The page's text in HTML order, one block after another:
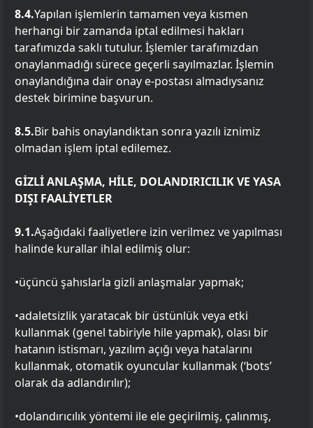
8.4.Yapılan işlemlerin tamamen veya kısmen
herhangi bir zamanda iptal edilmesi hakları
tarafımızda saklı tutulur. İşlemler tarafımızdan
onaylanmadığı sürece geçerli sayılmazlar. İşlemin
onaylandığına dair onay e-postası almadıysanız
destek birimine başvurun.
8.5.Bir bahis onaylandıktan sonra yazılı iznimiz
olmadan işlem iptal edilemez.
GİZLİ ANLAŞMA, HİLE, DOLANDIRICILIK VE YASA
DIŞI FAALİYETLER
9.1.Aşağıdaki faaliyetlere izin verilmez ve yapılması
halinde kurallar ihlal edilmiş olur:
•üçüncü şahıslarla gizli anlaşmalar yapmak;
•adaletsizlik yaratacak bir üstünlük veya etki
kullanmak (genel tabiriyle hile yapmak), olası bir
hatanın istismarı, yazılım açığı veya hatalarını
kullanmak, otomatik oyuncular kullanmak (‘bots’
olarak da adlandırılır);
•dolandırıcılık yöntemi ile ele geçirilmiş, çalınmış,